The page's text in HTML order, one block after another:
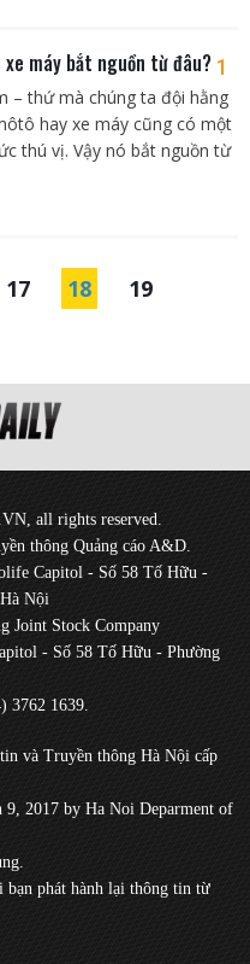
xe máy bắt nguồn từ đâu? 1
– thứ mà chúng ta đội hằng
hay xe máy cũng có một
thú vị. Vậy nó bắt nguồn từ
17 18 19
all rights reserved.
thông Quảng cáo A&D.
Capitol - Số 58 Tố Hữu -
Nội
Joint Stock Company
- Số 58 Tố Hữu - Phường
3762 1639.
và Truyền thông Hà Nội cấp
2017 by Ha Noi Deparment of
phát hành lại thông tin từ